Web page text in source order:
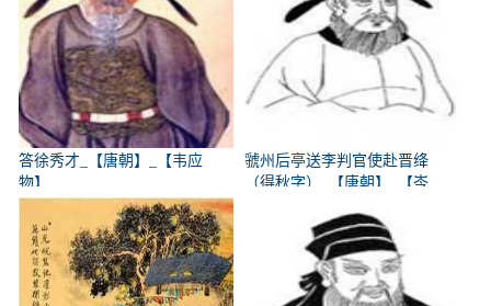
答徐秀才_【唐朝】_【韦应
物】
虢州后亭送李判官使赴晋绛
（得秋字）_【唐朝】_【岑